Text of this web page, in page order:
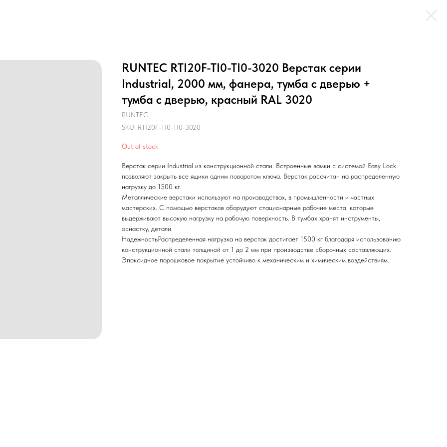
RUNTEC RTI20F-TI0-TI0-3020 Верстак серии
Industrial, 2000 мм, фанера, тумба с дверью +
тумба с дверью, красный RAL 3020
RUNTEC
SKU: RTI20F-TI0-TI0-3020
Out of stock
Верстак серии Industrial из конструкционной стали. Встроенные замки с системой Easy Lock
позволяют закрыть все ящики одним поворотом ключа. Верстак рассчитан на распределенную
нагрузку до 1500 кг.
Металлические верстаки используют на производствах, в промышленности и частных
мастерских. С помощью верстаков оборудуют стационарные рабочие места, которые
выдерживают высокую нагрузку на рабочую поверхность. В тумбах хранят инструменты,
оснастку, детали.
НадежностьРаспределенная нагрузка на верстак достигает 1500 кг благодаря использованию
конструкционной стали толщиной от 1 до 2 мм при производстве сборочных составляющих.
Эпоксидное порошковое покрытие устойчиво к механическим и химическим воздействиям.